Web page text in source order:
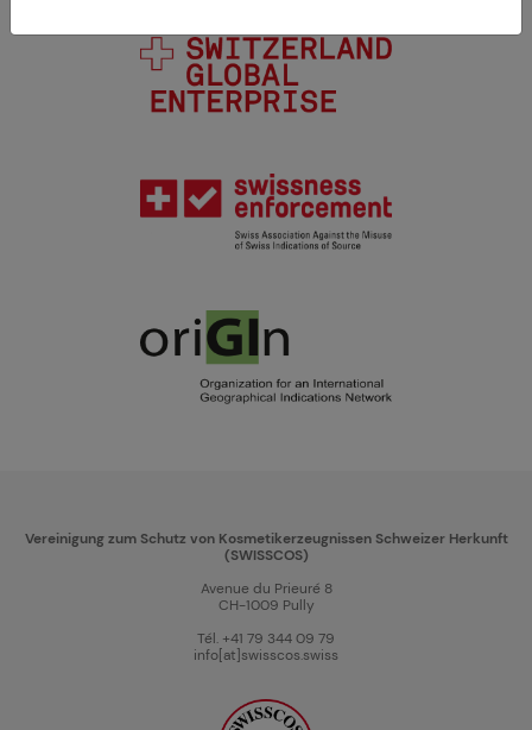
Vereinigung zum Schutz von Kosmetikerzeugnissen Schweizer Herkunft
(SWISSCOS)
Avenue du Prieuré 8
CH-1009 Pully
Tél. +41 79 344 09 79
info[at]swisscos.swiss